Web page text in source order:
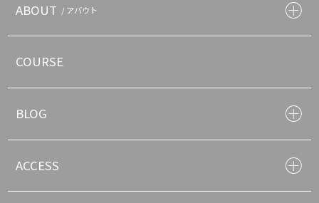
ABOUT / アバウト
COURSE
BLOG
ACCESS